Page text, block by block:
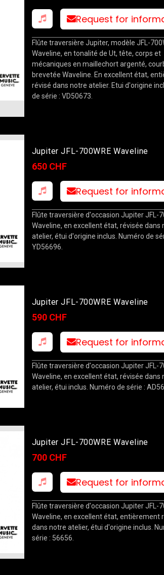
Request for
Flûte traversière Jupiter, modèle JFL-
Waveline, en tonalité de Ut, tête, corps et
mécaniques en maillechort argenté,
brevetée Waveline. En excellent état,
révisé dans notre atelier. Etui d'origine
de série : VD50673.
Jupiter JFL-700WRE Waveline
650 CHF
Request for
Flûte traversière d'occasion Jupiter JFL-
Waveline, en excellent état, révisée dans
atelier, étui d'origine inclus. Numéro de
YD56696.
Jupiter JFL-700WRE Waveline
590 CHF
Request for
Flûte traversière d'occasion Jupiter JFL-
Waveline, en excellent état, révisée dans
atelier, étui inclus. Numéro de série :
Jupiter JFL-700WRE Waveline
700 CHF
Request for
Flûte traversière d'occasion Jupiter JFL-
Waveline, en excellent état, entièrement
dans notre atelier, étui d'origine inclus.
série : 56656.